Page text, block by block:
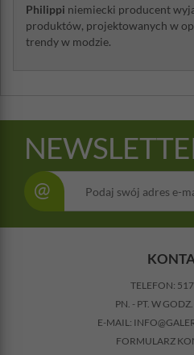
Philippi niemiecki producent
produktów, projektowanych w
trendy w modzie.
@
TELEFON:
PN. - PT. W
E-MAIL:
FORMULARZ